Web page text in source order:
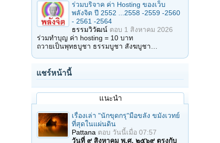
ร่วมบริจาค ค่า Hosting ของเว็บ
พลังจิต ปี 2552 ...2558 -2559 -2560
- 2561 -2564
ธรรมวิวัฒน์ ตอบ 1 สิงหาคม 2026
ร่วมทำบุญ ค่า hosting = 10 บาท
ถวายเป็นพุทธบูชา ธรรมบูชา สังฆบูชา…
แชร์หน้านี้
แนะนำ
เรื่องเล่า "นักขุดกรุ"มือขลัง ขมังเวทย์
ที่สุดในแผ่นดิน
Pattana ตอบ วันนี้เมื่อ 07:57
วันที่ ๙ สิงหาคม พ.ศ. ๒๕๖๙ ตรงกับ